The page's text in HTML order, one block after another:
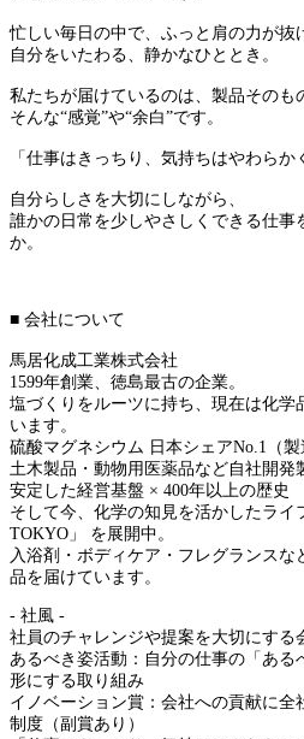
忙しい毎日の中で、ふっと肩の力が抜
自分をいたわる、静かなひととき。
私たちが届けているのは、製品そのも
そんな“感覚”や“余白”です。
「仕事はきっちり、気持ちはやわらか
自分らしさを大切にしながら、
誰かの日常を少しやさしくできる仕事
か。
■ 会社について
馬居化成工業株式会社
1599年創業、徳島最古の企業。
塩づくりをルーツに持ち、現在は化学
います。
硫酸マグネシウム 日本シェアNo.1（製
土木製品・動物用医薬品など自社開発
安定した経営基盤 × 400年以上の歴史
そして今、化学の知見を活かしたラ
TOKYO」 を展開中。
入浴剤・ボディケア・フレグランスな
品を届けています。
- 社風 -
社員のチャレンジや提案を大切にする
あるべき姿活動：自分の仕事の「ある
形にする取り組み
イノベーション賞：会社への貢献に全
制度（副賞あり）